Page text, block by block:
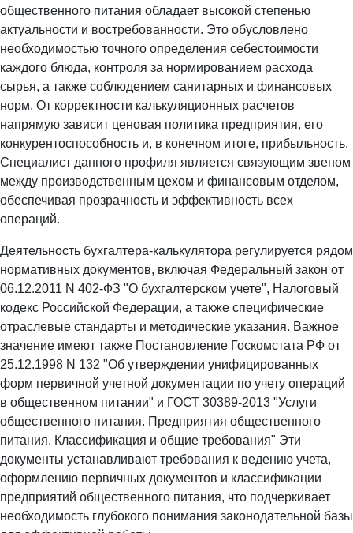
общественного питания обладает высокой степенью
актуальности и востребованности. Это обусловлено
необходимостью точного определения себестоимости
каждого блюда, контроля за нормированием расхода
сырья, а также соблюдением санитарных и финансовых
норм. От корректности калькуляционных расчетов
напрямую зависит ценовая политика предприятия, его
конкурентоспособность и, в конечном итоге, прибыльность.
Специалист данного профиля является связующим звеном
между производственным цехом и финансовым отделом,
обеспечивая прозрачность и эффективность всех
операций.
Деятельность бухгалтера-калькулятора регулируется рядом
нормативных документов, включая Федеральный закон от
06.12.2011 N 402-ФЗ "О бухгалтерском учете", Налоговый
кодекс Российской Федерации, а также специфические
отраслевые стандарты и методические указания. Важное
значение имеют также Постановление Госкомстата РФ от
25.12.1998 N 132 "Об утверждении унифицированных
форм первичной учетной документации по учету операций
в общественном питании" и ГОСТ 30389-2013 "Услуги
общественного питания. Предприятия общественного
питания. Классификация и общие требования" Эти
документы устанавливают требования к ведению учета,
оформлению первичных документов и классификации
предприятий общественного питания, что подчеркивает
необходимость глубокого понимания законодательной базы